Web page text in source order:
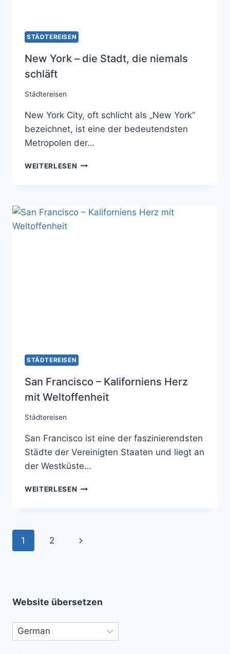
STÄDTEREISEN
New York – die Stadt, die niemals
schläft
Städtereisen
New York City, oft schlicht als „New York“
bezeichnet, ist eine der bedeutendsten
Metropolen der…
WEITERLESEN NEW
DIE
STÄDTEREISEN
San Francisco – Kaliforniens Herz
mit Weltoffenheit
Städtereisen
San Francisco ist eine der faszinierendsten
Städte der Vereinigten Staaten und liegt an
der Westküste…
WEITERLESEN SAN
MIT
Seitennavigation
1 2
Nächste
Website übersetzen